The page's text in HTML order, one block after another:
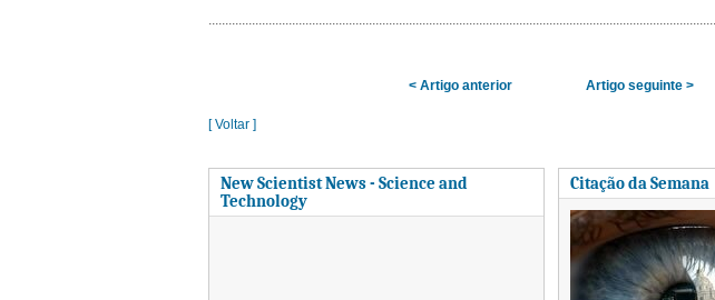
< Artigo anterior Artigo seguinte >
[ Voltar ]
New Scientist News - Science and
Technology
Citação da Semana